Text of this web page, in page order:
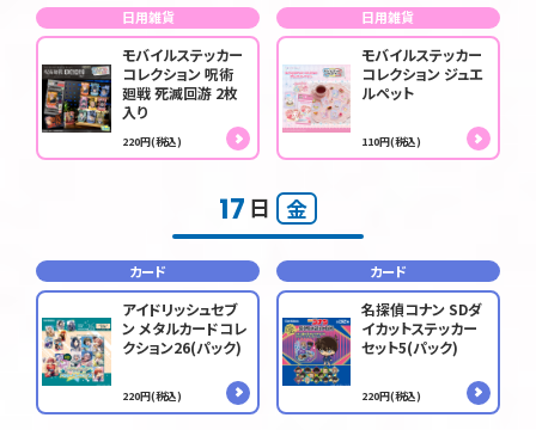
日用雑貨
モバイルステッカー
コレクション 呪術
廻戦 死滅回游 2枚
入り
220円(税込)
日用雑貨
モバイルステッカー
コレクション ジュエ
ルペット
110円(税込)
17 日 金
カード
アイドリッシュセブ
ン メタルカードコレ
クション26(パック)
220円(税込)
カード
名探偵コナン SDダ
イカットステッカー
セット5(パック)
220円(税込)